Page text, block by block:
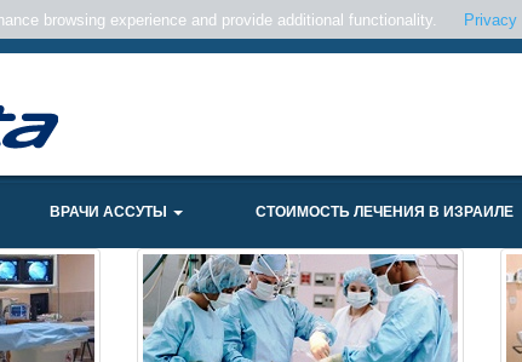
ВРАЧИ АССУТЫ СТОИМОСТЬ ЛЕЧЕНИЯ В ИЗРАИЛЕ
browsing experience and provide additional functionality. Privacy